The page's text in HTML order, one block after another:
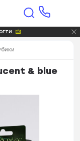
& blue